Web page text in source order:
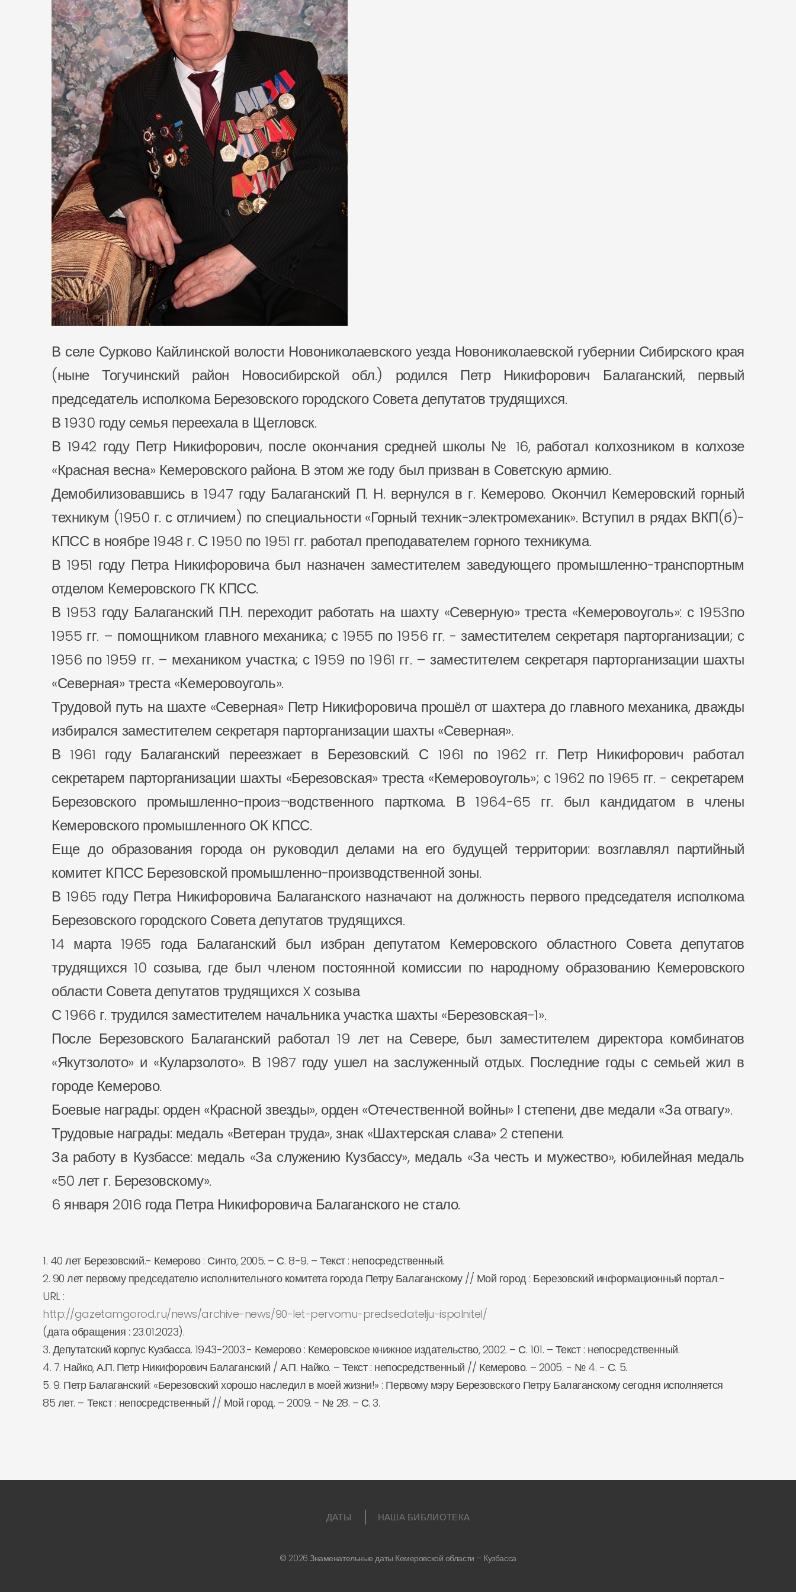
В селе Сурково Кайлинской волости Новониколаевского уезда Новониколаевской губернии Сибирского края
(ныне Тогучинский район Новосибирской обл.) родился Петр Никифорович Балаганский, первый
председатель исполкома Березовского городского Совета депутатов трудящихся.
В 1930 году семья переехала в Щегловск.
В 1942 году Петр Никифорович, после окончания средней школы № 16, работал колхозником в колхозе
«Красная весна» Кемеровского района. В этом же году был призван в Советскую армию.
Демобилизовавшись в 1947 году Балаганский П. Н. вернулся в г. Кемерово. Окончил Кемеровский горный
техникум (1950 г. с отличием) по специальности «Горный техник-электромеханик». Вступил в рядах ВКП(б)-
КПСС в ноябре 1948 г. С 1950 по 1951 гг. работал преподавателем горного техникума.
В 1951 году Петра Никифоровича был назначен заместителем заведующего промышленно-транспортным
отделом Кемеровского ГК КПСС.
В 1953 году Балаганский П.Н. переходит работать на шахту «Северную» треста «Кемеровоуголь»: с 1953по
1955 гг. – помощником главного механика; с 1955 по 1956 гг. - заместителем секретаря парторганизации; с
1956 по 1959 гг. – механиком участка; с 1959 по 1961 гг. – заместителем секретаря парторганизации шахты
«Северная» треста «Кемеровоуголь».
Трудовой путь на шахте «Северная» Петр Никифоровича прошёл от шахтера до главного механика, дважды
избирался заместителем секретаря парторганизации шахты «Северная».
В 1961 году Балаганский переезжает в Березовский. С 1961 по 1962 гг. Петр Никифорович работал
секретарем парторганизации шахты «Березовская» треста «Кемеровоуголь»; с 1962 по 1965 гг. - секретарем
Березовского промышленно-произ¬водственного парткома. В 1964-65 гг. был кандидатом в члены
Кемеровского промышленного ОК КПСС.
Еще до образования города он руководил делами на его будущей территории: возглавлял партийный
комитет КПСС Березовской промышленно-производственной зоны.
В 1965 году Петра Никифоровича Балаганского назначают на должность первого председателя исполкома
Березовского городского Совета депутатов трудящихся.
14 марта 1965 года Балаганский был избран депутатом Кемеровского областного Совета депутатов
трудящихся 10 созыва, где был членом постоянной комиссии по народному образованию Кемеровского
области Совета депутатов трудящихся X созыва
С 1966 г. трудился заместителем начальника участка шахты «Березовская-1».
После Березовского Балаганский работал 19 лет на Севере, был заместителем директора комбинатов
«Якутзолото» и «Куларзолото». В 1987 году ушел на заслуженный отдых. Последние годы с семьей жил в
городе Кемерово.
Боевые награды: орден «Красной звезды», орден «Отечественной войны» I степени, две медали «За отвагу».
Трудовые награды: медаль «Ветеран труда», знак «Шахтерская слава» 2 степени.
За работу в Кузбассе: медаль «За служению Кузбассу», медаль «За честь и мужество», юбилейная медаль
«50 лет г. Березовскому».
6 января 2016 года Петра Никифоровича Балаганского не стало.
1. 40 лет Березовский.- Кемерово : Синто, 2005. – С. 8-9. – Текст : непосредственный.
2. 90 лет первому председателю исполнительного комитета города Петру Балаганскому // Мой город : Березовский информационный портал.-
URL :
http://gazetamgorod.ru/news/archive-news/90-let-pervomu-predsedatelju-ispolnitel/
(дата обращения : 23.01.2023).
3. Депутатский корпус Кузбасса. 1943-2003.- Кемерово : Кемеровское книжное издательство, 2002. – С. 101. – Текст : непосредственный.
4. 7. Найко, А.П. Петр Никифорович Балаганский / А.П. Найко. – Текст : непосредственный // Кемерово. – 2005. - № 4. - С. 5.
5. 9. Петр Балаганский: «Березовский хорошо наследил в моей жизни!» : Первому мэру Березовского Петру Балаганскому сегодня исполняется
85 лет. – Текст : непосредственный // Мой город. – 2009. - № 28. – С. 3.
ДАТЫ НАША БИБЛИОТЕКА
© 2026 Знаменательные даты Кемеровской области – Кузбасса